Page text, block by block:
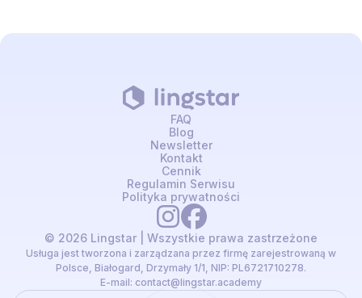
© 2026 Lingstar | Wszystkie prawa zastrzeżone
Usługa jest tworzona i zarządzana przez firmę zarejestrowaną w
Polsce, Białogard, Drzymały 1/1, NIP: PL6721710278.
E-mail: contact@lingstar.academy
FAQ
Blog
Newsletter
Kontakt
Cennik
Regulamin Serwisu
Polityka prywatności